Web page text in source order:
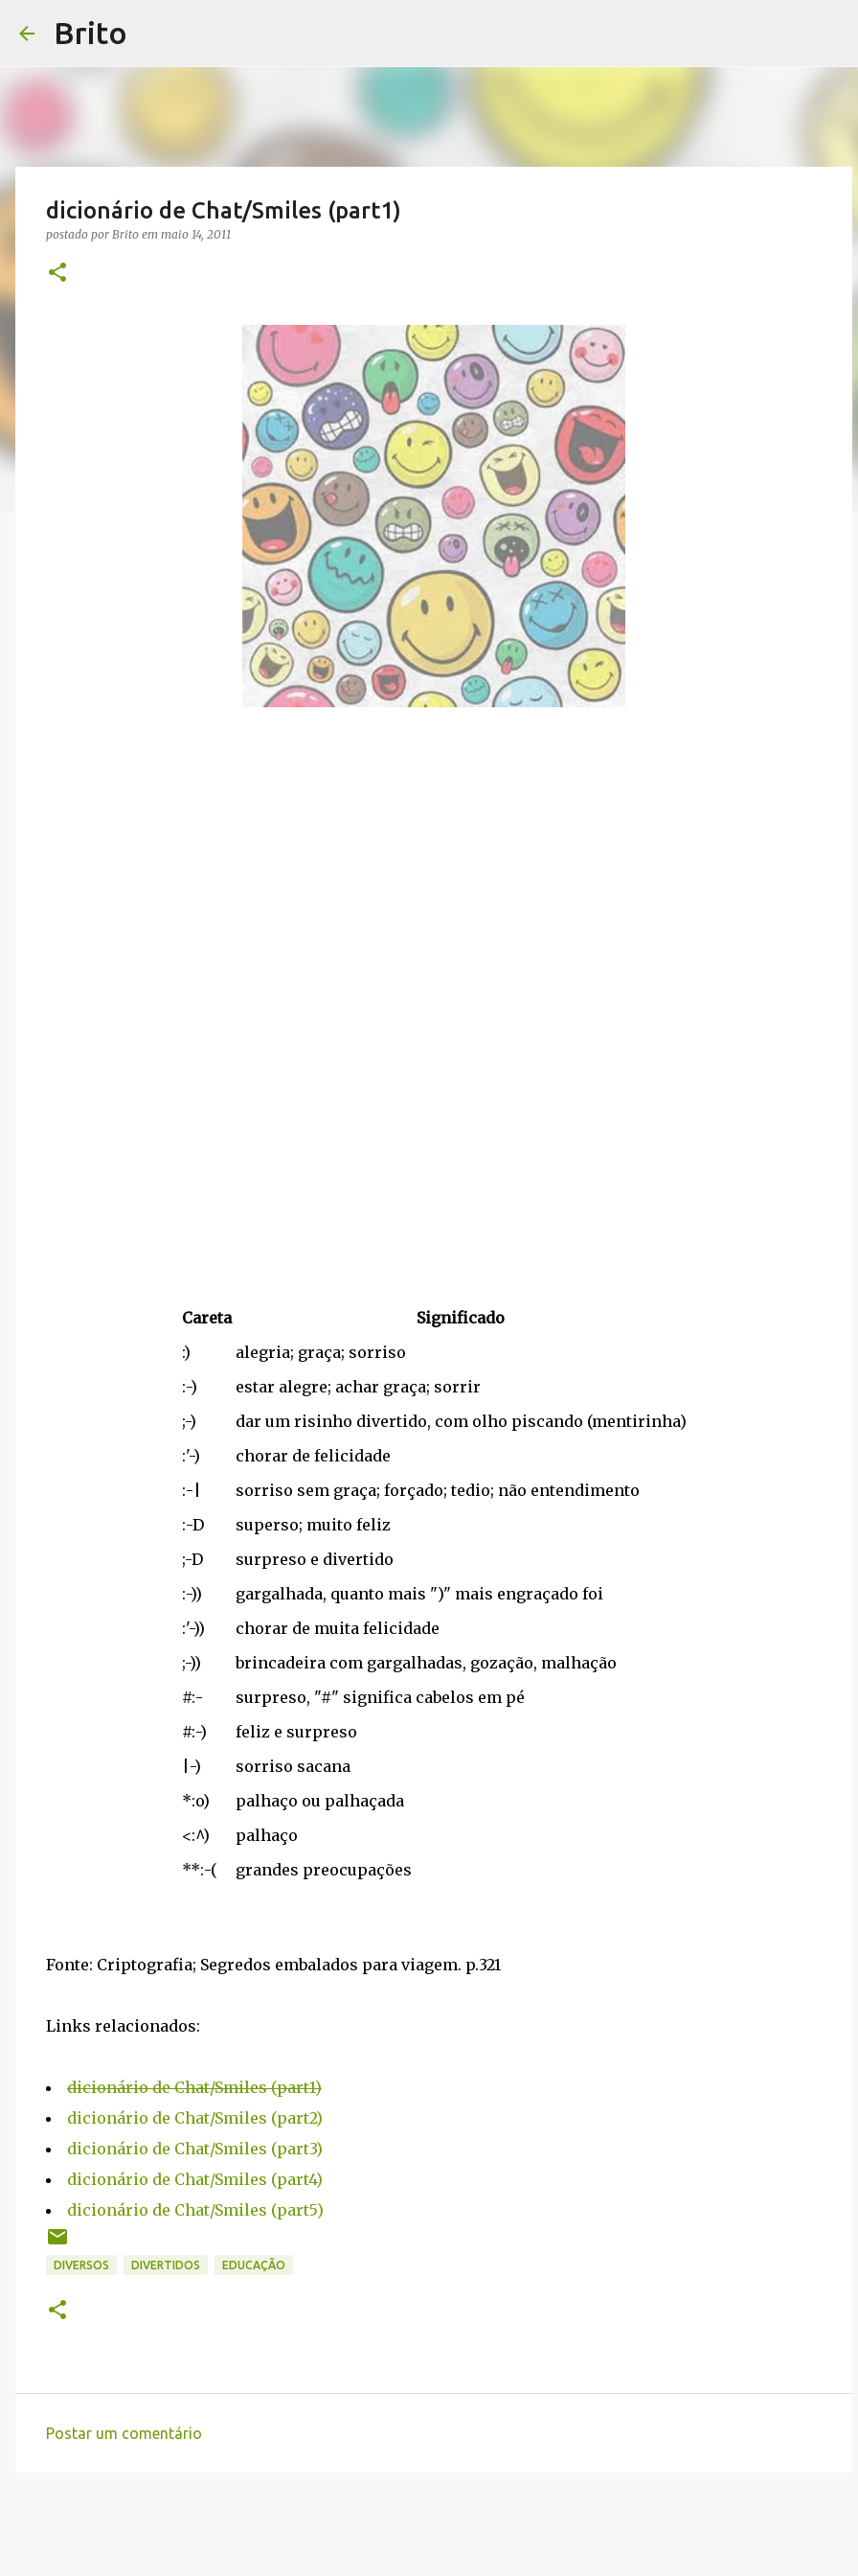
Brito
dicionário de Chat/Smiles (part1)
postado por Brito em maio 14, 2011
Careta
Significado
:)
alegria; graça; sorriso
:-)
estar alegre; achar graça; sorrir
;-)
dar um risinho divertido, com olho piscando (mentirinha)
:'-)
chorar de felicidade
:-|
sorriso sem graça; forçado; tedio; não entendimento
:-D
superso; muito feliz
;-D
surpreso e divertido
:-))
gargalhada, quanto mais ")" mais engraçado foi
:'-))
chorar de muita felicidade
;-))
brincadeira com gargalhadas, gozação, malhação
#:-
surpreso, "#" significa cabelos em pé
#:-)
feliz e surpreso
|-)
sorriso sacana
*:o)
palhaço ou palhaçada
<:^)
palhaço
**:-(
grandes preocupações
Fonte: Criptografia; Segredos embalados para viagem. p.321
Links relacionados:
dicionário de Chat/Smiles (part1)
dicionário de Chat/Smiles (part2)
dicionário de Chat/Smiles (part3)
dicionário de Chat/Smiles (part4)
dicionário de Chat/Smiles (part5)
DIVERSOS DIVERTIDOS EDUCAÇÃO
Postar um comentário